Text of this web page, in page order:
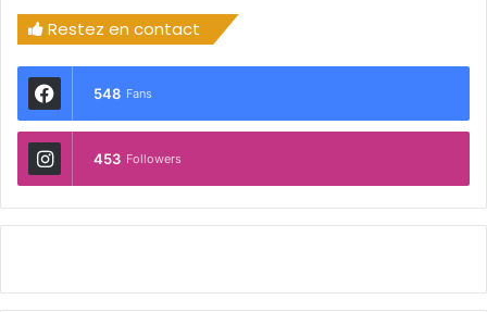
Restez en contact
548 Fans
453 Followers